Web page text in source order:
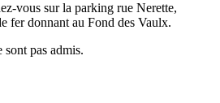
vous sur la parking rue Nerette,
fer donnant au Fond des Vaulx.
sont pas admis.